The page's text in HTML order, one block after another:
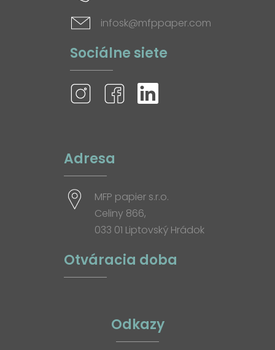
infosk@mfppaper.com
Sociálne siete
Adresa
MFP papier s.r.o.
Celiny 866,
033 01 Liptovský Hrádok
Otváracia doba
Odkazy